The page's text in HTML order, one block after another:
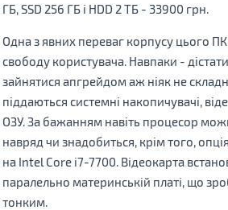
ГБ, SSD 256 ГБ і HDD 2 ТБ - 33900 грн.
Одна з явних переваг корпусу цього
свободу користувача. Навпаки -
зайнятися апгрейдом аж ніяк не
піддаються системні накопичувачі,
ОЗУ. За бажанням навіть процесор
навряд чи знадобиться, крім того,
на Intel Core i7-7700. Відеокарта
паралельно материнській платі, що
тонким.